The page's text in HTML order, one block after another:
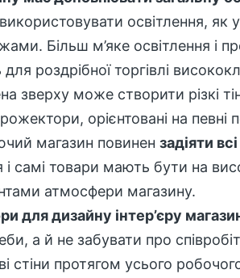
освітлення, як
Більш м’яке освітлення і
для роздрібної торгівлі
зверху може створити різкі
орієнтовані на певні
магазин повинен задіяти
і самі товари мають бути на
атмосфери магазину.
для дизайну інтер’єру
а й не забувати про
стіни протягом усього